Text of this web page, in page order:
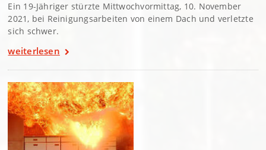
Ein 19-Jähriger stürzte Mittwochvormittag, 10. November
2021, bei Reinigungsarbeiten von einem Dach und verletzte
sich schwer.
weiterlesen